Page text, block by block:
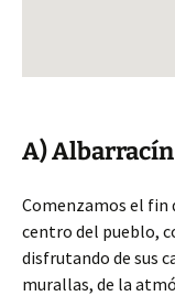
A) Albarracín
Comenzamos el fin
centro del pueblo,
disfrutando de sus
murallas, de la